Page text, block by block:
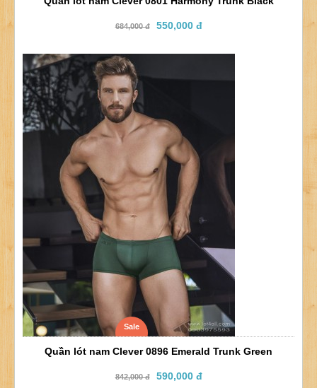
684,000 đ 550,000 đ
Sale
Quần lót nam Clever 0896 Emerald Trunk Green
842,000 đ 590,000 đ